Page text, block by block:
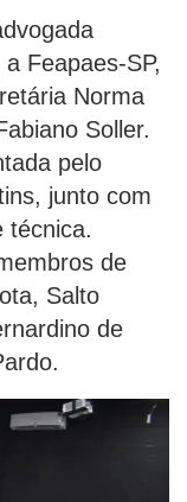
Feapaes-SP,
Norma
Soller.
pelo
junto com
técnica.
de
Salto
de